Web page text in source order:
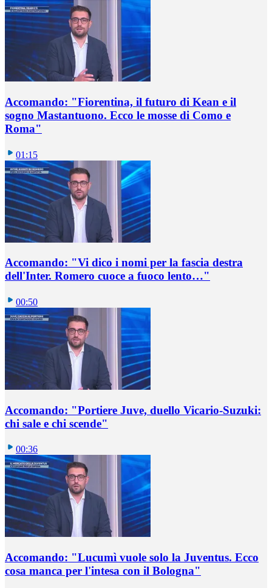
Accomando: "Fiorentina, il futuro di Kean e il
sogno Mastantuono. Ecco le mosse di Como e
Roma"
01:15
Accomando: "Vi dico i nomi per la fascia destra
dell'Inter. Romero cuoce a fuoco lento…"
00:50
Accomando: "Portiere Juve, duello Vicario-Suzuki:
chi sale e chi scende"
00:36
Accomando: "Lucumì vuole solo la Juventus. Ecco
cosa manca per l'intesa con il Bologna"